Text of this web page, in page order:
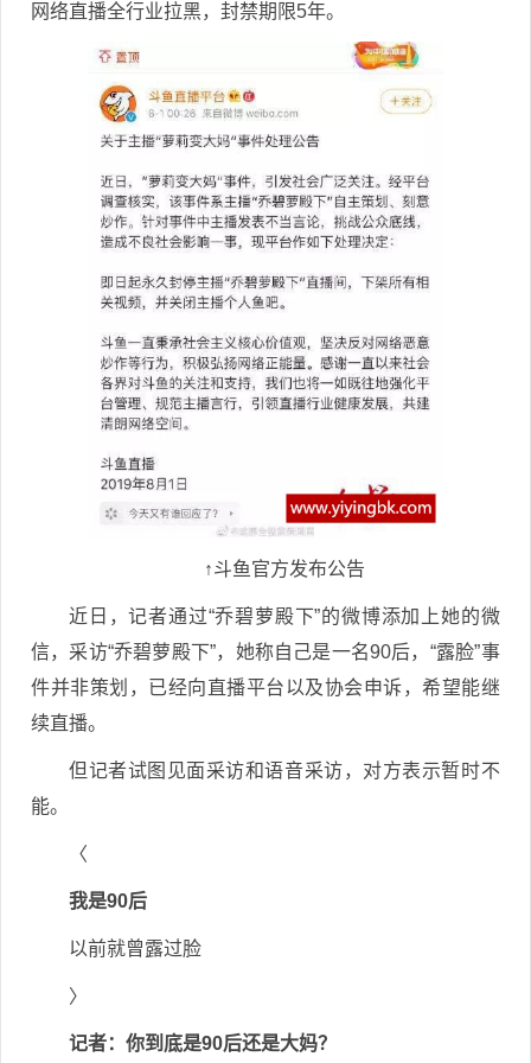
网络直播全行业拉黑，封禁期限5年。
↑斗鱼官方发布公告
近日，记者通过“乔碧萝殿下”的微博添加上她的微
信，采访“乔碧萝殿下”，她称自己是一名90后，“露脸”事
件并非策划，已经向直播平台以及协会申诉，希望能继
续直播。
但记者试图见面采访和语音采访，对方表示暂时不
能。
〈
我是90后
以前就曾露过脸
〉
记者：你到底是90后还是大妈？